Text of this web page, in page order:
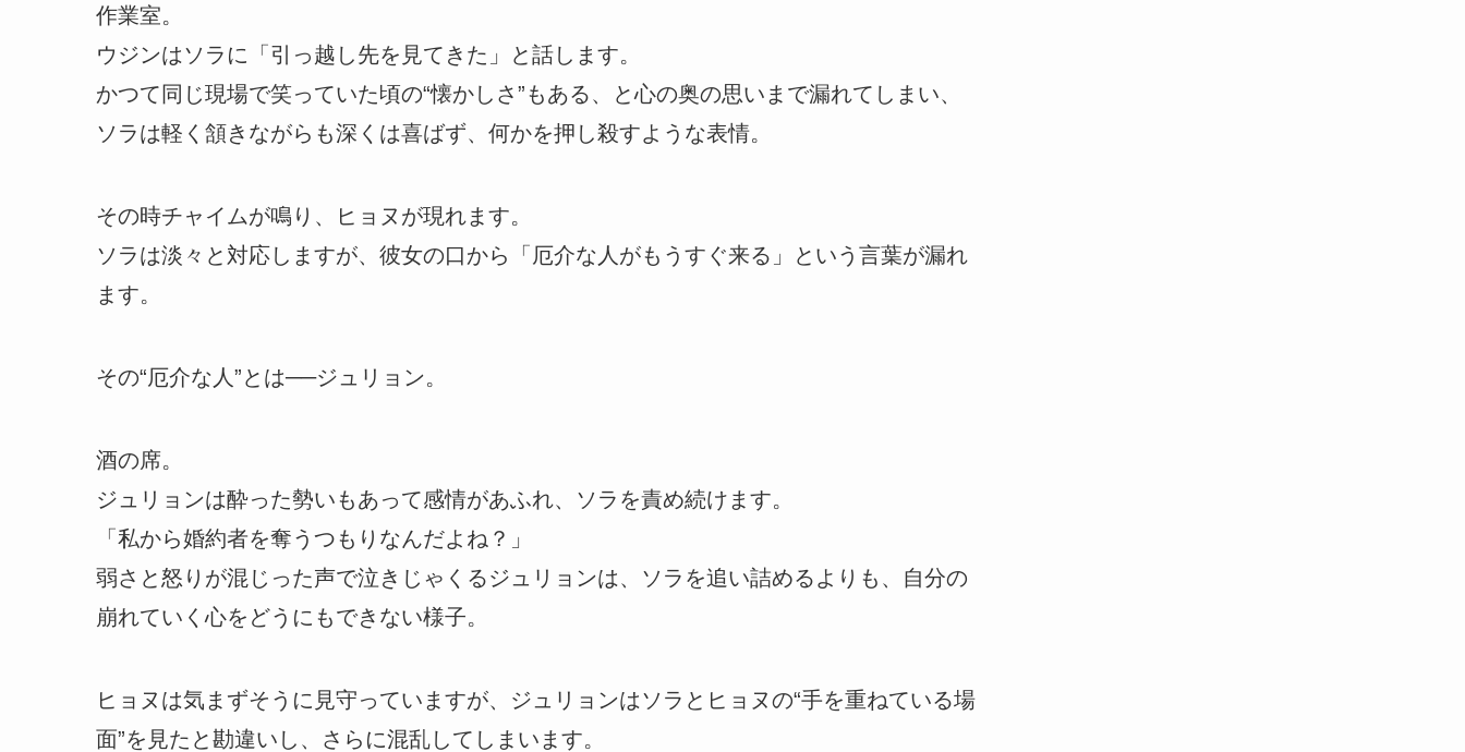
作業室。
ウジンはソラに「引っ越し先を見てきた」と話します。
かつて同じ現場で笑っていた頃の“懐かしさ”もある、と心の奥の思いまで漏れてしまい、
ソラは軽く頷きながらも深くは喜ばず、何かを押し殺すような表情。
その時チャイムが鳴り、ヒョヌが現れます。
ソラは淡々と対応しますが、彼女の口から「厄介な人がもうすぐ来る」という言葉が漏れ
ます。
その“厄介な人”とは──ジュリョン。
酒の席。
ジュリョンは酔った勢いもあって感情があふれ、ソラを責め続けます。
「私から婚約者を奪うつもりなんだよね？」
弱さと怒りが混じった声で泣きじゃくるジュリョンは、ソラを追い詰めるよりも、自分の
崩れていく心をどうにもできない様子。
ヒョヌは気まずそうに見守っていますが、ジュリョンはソラとヒョヌの“手を重ねている場
面”を見たと勘違いし、さらに混乱してしまいます。